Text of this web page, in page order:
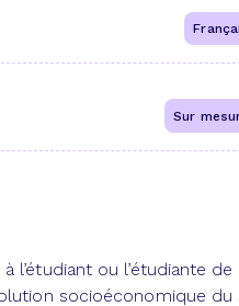
Sur
l’étudiant ou l’étudiante
socioéconomique